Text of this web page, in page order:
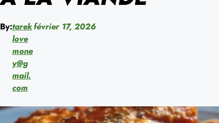
By:tarek
love
mone
y@g
mail.
com
février 17, 2026